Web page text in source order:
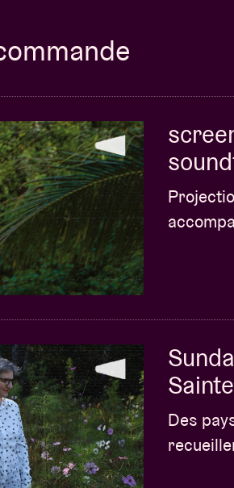
même leur agent. Leur cas n’est
de festivals ou appellent au
la ligne de tension entre
morales. Où tracer la frontière
dans une industrie dominée
Bob Vylan sera sur scène dans
avec le concert pour te défouler !
Des